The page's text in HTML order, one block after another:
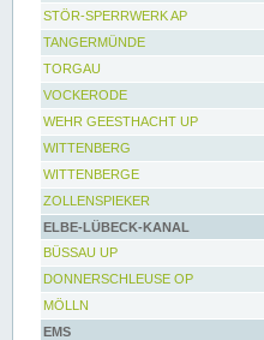
STÖR-SPERRWERK AP
TANGERMÜNDE
TORGAU
VOCKERODE
WEHR GEESTHACHT UP
WITTENBERG
WITTENBERGE
ZOLLENSPIEKER
ELBE-LÜBECK-KANAL
BÜSSAU UP
DONNERSCHLEUSE OP
MÖLLN
EMS